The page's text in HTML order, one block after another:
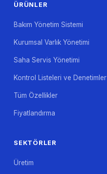
ÜRÜNLER
Bakım Yönetim Sistemi
Kurumsal Varlık Yönetimi
Saha Servis Yönetimi
Kontrol Listeleri ve Denetimler
Tüm Özellikler
Fiyatlandırma
SEKTÖRLER
Üretim